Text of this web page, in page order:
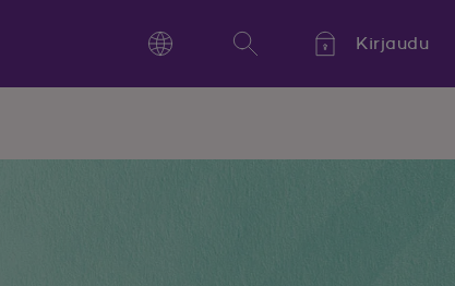
Kieli,
Language Hae
Kirjaudu